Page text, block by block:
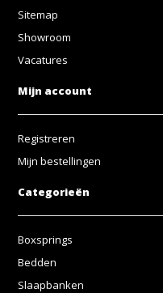
Sitemap
Showroom
Vacatures
Mijn account
Registreren
Mijn bestellingen
Categorieën
Boxsprings
Bedden
Slaapbanken